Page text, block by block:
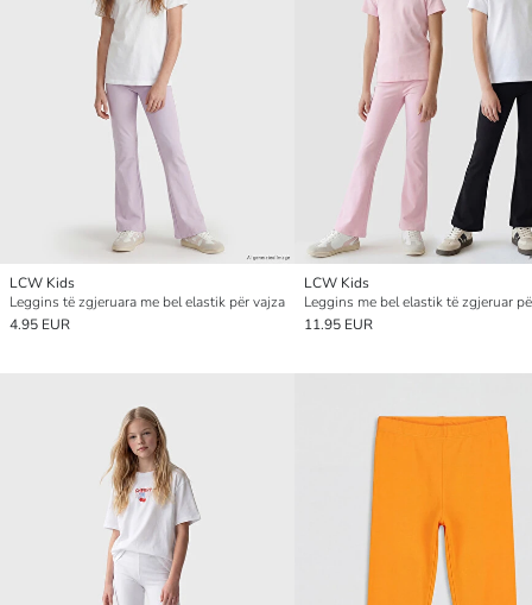
LCW Kids
Leggins të zgjeruara me bel elastik për vajza
4.95 EUR
LCW Kids
11.95 EUR